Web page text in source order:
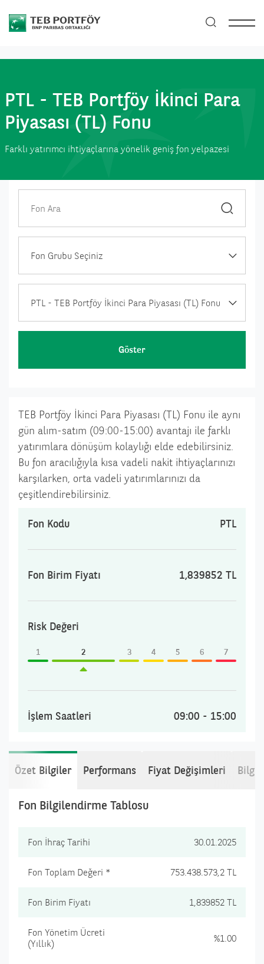
PTL - TEB Portföy İkinci Para
Piyasası (TL) Fonu
Farklı yatırımcı ihtiyaçlarına yönelik geniş fon yelpazesi
Fon Grubu Seçiniz
PTL - TEB Portföy İkinci Para Piyasası (TL) Fonu
Göster
TEB Portföy İkinci Para Piyasası (TL) Fonu ile aynı
gün alım-satım (09:00-15:00) avantajı ile farklı
yatırımlara dönüşüm kolaylığı elde edebilirsiniz.
Bu fon aracılığıyla kısa vadeli nakit ihtiyaçlarınızı
karşılarken, orta vadeli yatırımlarınızı da
çeşitlendirebilirsiniz.
Fon Kodu PTL
Fon Birim Fiyatı 1,839852 TL
Risk Değeri
1 2 3 4 5 6 7
İşlem Saatleri 09:00 - 15:00
Özet Bilgiler Performans Fiyat Değişimleri
Fon Bilgilendirme Tablosu
Fon İhraç Tarihi 30.01.2025
Fon Toplam Değeri * 753.438.573,2 TL
Fon Birim Fiyatı 1,839852 TL
Fon Yönetim Ücreti
(Yıllık)
%1.00